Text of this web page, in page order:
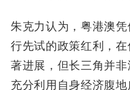
朱克力认为，粤港澳
行先试的政策红利，
著进展，但长三角并
充分利用自身经济腹